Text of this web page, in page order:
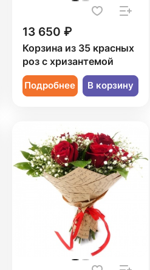
13 650 ₽
Корзина из 35 красных
роз с хризантемой
Подробнее В корзину